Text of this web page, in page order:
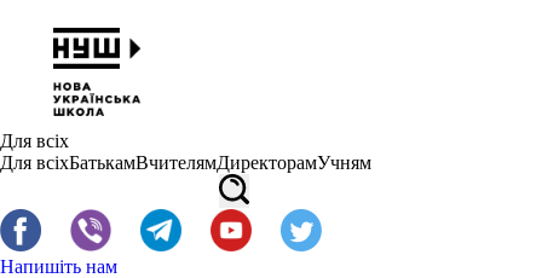
Для всіх
Для всіхБатькамВчителямДиректорамУчням
Напишіть нам